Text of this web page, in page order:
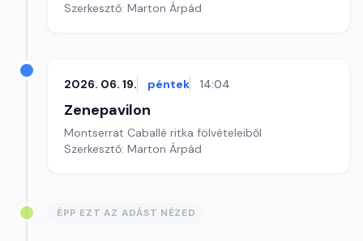
Szerkesztő: Marton Árpád
2026. 06. 19. péntek 14:04
Zenepavilon
Montserrat Caballé ritka fölvételeiből
Szerkesztő: Marton Árpád
ÉPP EZT AZ ADÁST NÉZED